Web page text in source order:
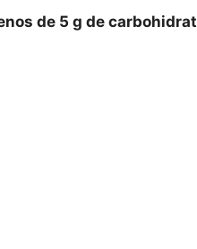
de 5 g de